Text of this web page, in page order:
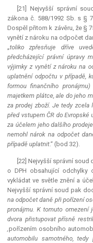
[21] Nejvyšší správní
zákona č. 588/1992 Sb. s §
Dospěl přitom k závěru, že §
vynětí z nároku na odpočet
„toliko zpřesňuje dříve
předcházející právní úpravy
výjimky z vynětí z nároku na
uplatnění odpočtu v případě,
formou finančního
majetkem plátce, ale do jeho
za prodej zboží. Je tedy zcela
před vstupem ČR do
za účelem jeho dalšího
nemohl nárok na odpočet
případě uplatnit.“ (bod 32).
[22] Nejvyšší správní soud
o DPH obsahující
vykládat ve světle znění a
Nejvyšší správní soud pak
na odpočet daně při pořízení
pronájmu. K tomuto omezení
dvora přistupovat přísně
‚pořízením osobního
automobilu samotného,